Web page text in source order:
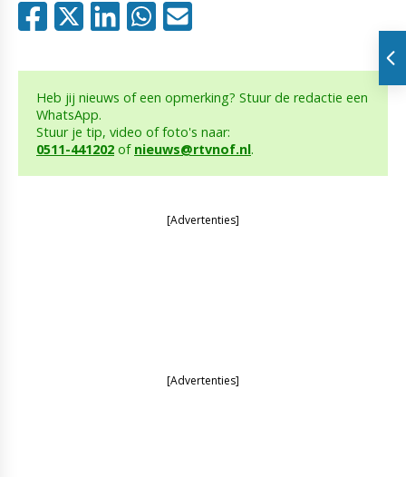
Heb jij nieuws of een opmerking? Stuur de redactie een
WhatsApp.
Stuur je tip, video of foto's naar:
0511-441202 of nieuws@rtvnof.nl.
[Advertenties]
[Advertenties]